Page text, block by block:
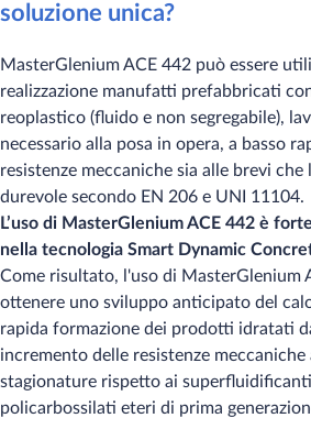
soluzione unica?
MasterGlenium ACE 442 può essere
realizzazione manufatti prefabbricati
reoplastico (fluido e non segregabile),
necessario alla posa in opera, a basso
resistenze meccaniche sia alle brevi
durevole secondo EN 206 e UNI 11104.
L’uso di MasterGlenium ACE 442 è
nella tecnologia Smart Dynamic
Come risultato, l'uso di MasterGlenium
ottenere uno sviluppo anticipato del
rapida formazione dei prodotti idratati
incremento delle resistenze meccaniche
stagionature rispetto ai
policarbossilati eteri di prima